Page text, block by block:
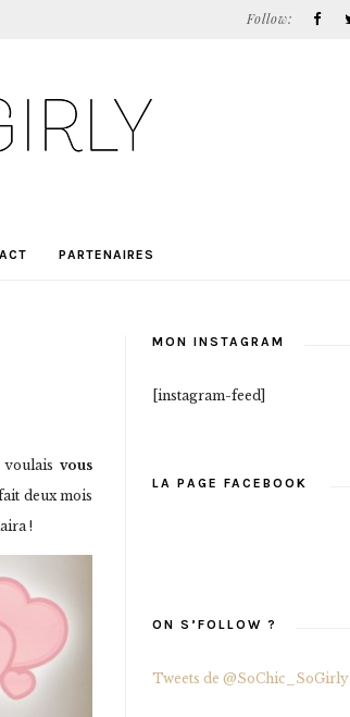
Follow:
PARTENAIRES
vous
deux mois
!
MON INSTAGRAM
[instagram-feed]
LA PAGE FACEBOOK
ON S’FOLLOW ?
Tweets de @SoChic_SoGirly